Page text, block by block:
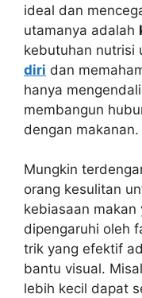
ideal dan
utamanya adalah
kebutuhan nutrisi
diri dan
hanya
membangun
dengan makanan.
Mungkin
orang kesulitan
kebiasaan
dipengaruhi oleh
trik yang efektif
bantu visual.
lebih kecil dapat